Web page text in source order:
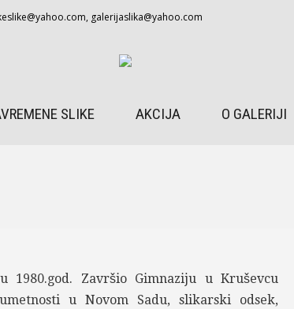
, galerijaslika@yahoo.com
SLIKE AKCIJA O GALERIJI
Završio Gimnaziju u Kruševcu
u Novom Sadu, slikarski odsek,